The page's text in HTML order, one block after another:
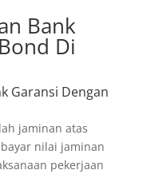
Bank
Di
Garansi Dengan
jaminan atas
nilai jaminan
pekerjaan